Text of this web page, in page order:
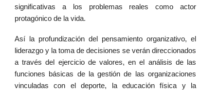
significativas a los problemas reales como actor
protagónico de la vida.
Así la profundización del pensamiento organizativo, el
liderazgo y la toma de decisiones se verán direccionados
a través del ejercicio de valores, en el análisis de las
funciones básicas de la gestión de las organizaciones
vinculadas con el deporte, la educación física y la